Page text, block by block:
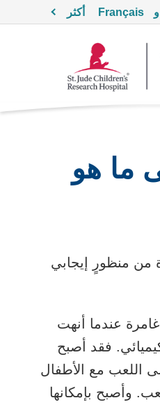
Français أكثر
ما هو
من منظورٍ إيجابي
عندما أنهت
فقد أصبح
اللعب مع الأطفال
وأصبح بإمكانها